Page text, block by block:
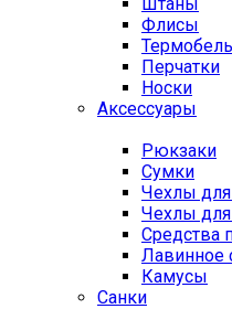
Флисы
Перчатки
Носки
Аксессуары
Рюкзаки
Сумки
Чехлы
Чехлы
Средства
Лавинное
Камусы
Санки